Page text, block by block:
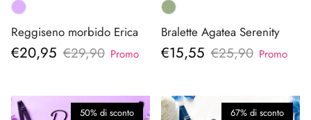
Reggiseno morbido Erica
Prezzo di vendita
€20,95 Prezzo normale
€29,90 Promo
Bralette Agatea Serenity
Prezzo di vendita
€15,55 Prezzo normale
€25,90 Promo
50% di sconto 67% di sconto